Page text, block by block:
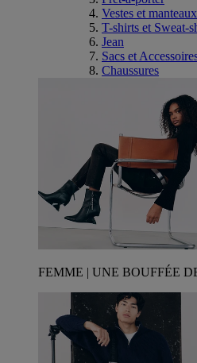
Vestes et manteaux
T-shirts et Sweat-
Jean
Sacs et
Chaussures
FEMME | UNE BOUFFÉE